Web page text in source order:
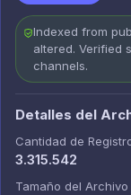
Indexed from
altered. Verified
channels.
Detalles del
Cantidad de
3.315.542
Tamaño del Archivo